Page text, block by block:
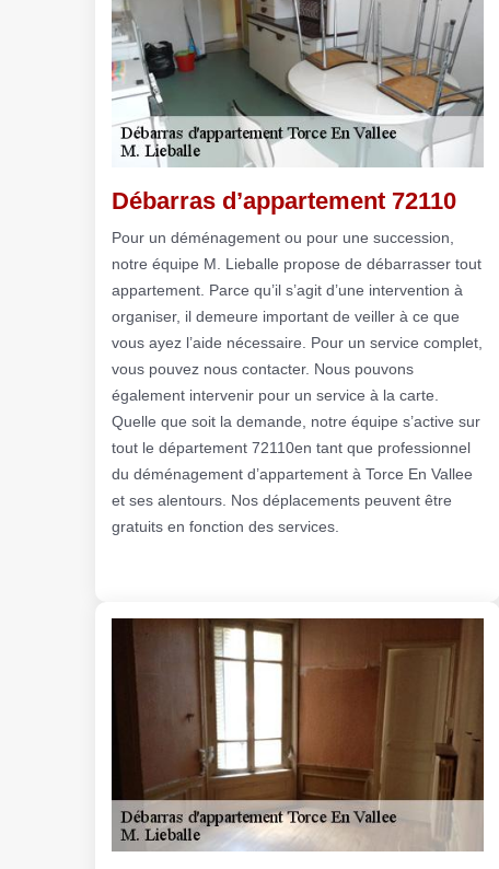
Débarras d’appartement 72110
Pour un déménagement ou pour une succession,
notre équipe M. Lieballe propose de débarrasser tout
appartement. Parce qu’il s’agit d’une intervention à
organiser, il demeure important de veiller à ce que
vous ayez l’aide nécessaire. Pour un service complet,
vous pouvez nous contacter. Nous pouvons
également intervenir pour un service à la carte.
Quelle que soit la demande, notre équipe s’active sur
tout le département 72110en tant que professionnel
du déménagement d’appartement à Torce En Vallee
et ses alentours. Nos déplacements peuvent être
gratuits en fonction des services.